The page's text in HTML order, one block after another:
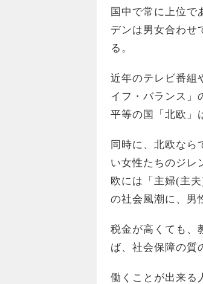
国中で常に上位で
デンは男女合わせ
る。
近年のテレビ番組
イフ・バランス」
平等の国「北欧」
同時に、北欧なら
い女性たちのジレ
欧には「主婦(主
の社会風潮に、男
税金が高くても、
ば、社会保障の質
働くことが出来る